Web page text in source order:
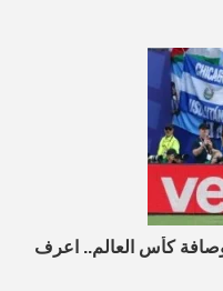
وصافة كأس العالم.. اعرف